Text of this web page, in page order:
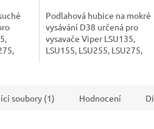
Podlahová hubice na mokré
vysávání D38 určená pro
vysavače Viper LSU135,
LSU155, LSU255, LSU275,
soubory (1) Hodnocení